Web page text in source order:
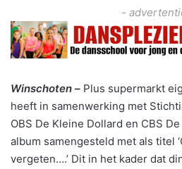
-
Winschoten – Plus supermarkt
heeft in samenwerking met
OBS De Kleine Dollard en CBS
album samengesteld met als titel
vergeten….’ Dit in het kader dat